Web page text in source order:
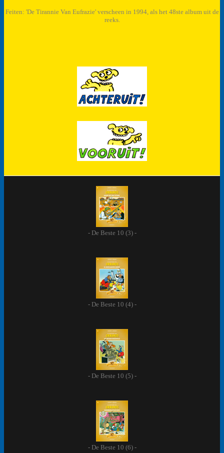
Feiten: 'De Tirannie Van Eufrazie' verscheen in 1994, als het 48ste album uit de
reeks.
- De Beste 10 (3) -
- De Beste 10 (4) -
- De Beste 10 (5) -
- De Beste 10 (6) -